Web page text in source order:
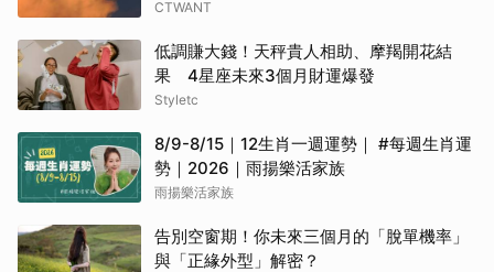
CTWANT
低調賺大錢！天秤貴人相助、摩羯開花結
果 4星座未來3個月財運爆發
Styletc
8/9-8/15｜12生肖一週運勢｜ #每週生肖運
勢｜2026｜雨揚樂活家族
雨揚樂活家族
告別空窗期！你未來三個月的「脫單機率」
與「正緣外型」解密？